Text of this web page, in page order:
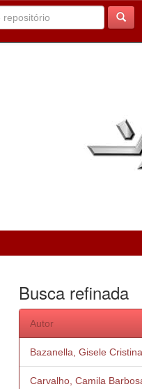
Busca refinada
Autor
Bazanella, Gisele Cristina
Carvalho, Camila